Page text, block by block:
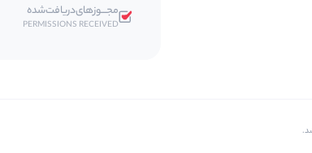
مجـــوز‌های‌دریافت‌شده
PERMISSIONS RECEIVED